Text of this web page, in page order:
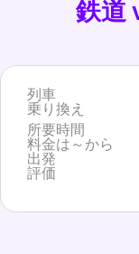
鉄道
列車
乗り換え
所要時間
料金は～から
出発
評価